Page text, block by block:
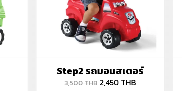
Step2 รถมอนสเตอร์
3,500 THB 2,450 THB